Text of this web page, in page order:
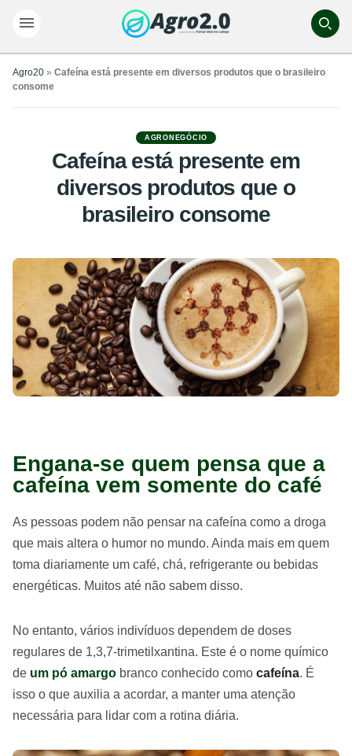
Agro20 » Cafeína está presente em diversos produtos que o brasileiro
consome
AGRONEGÓCIO
Cafeína está presente em
diversos produtos que o
brasileiro consome
Engana-se quem pensa que a
cafeína vem somente do café
As pessoas podem não pensar na cafeína como a droga
que mais altera o humor no mundo. Ainda mais em quem
toma diariamente um café, chá, refrigerante ou bebidas
energéticas. Muitos até não sabem disso.
No entanto, vários indivíduos dependem de doses
regulares de 1,3,7-trimetilxantina. Este é o nome químico
de um pó amargo branco conhecido como cafeína. É
isso o que auxilia a acordar, a manter uma atenção
necessária para lidar com a rotina diária.